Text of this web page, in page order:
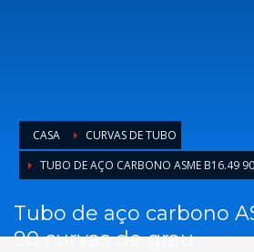
CASA
CURVAS DE TUBO
TUBO DE AÇO CARBONO ASME B16.49
Tubo de aço carbono
90 curvas de grau